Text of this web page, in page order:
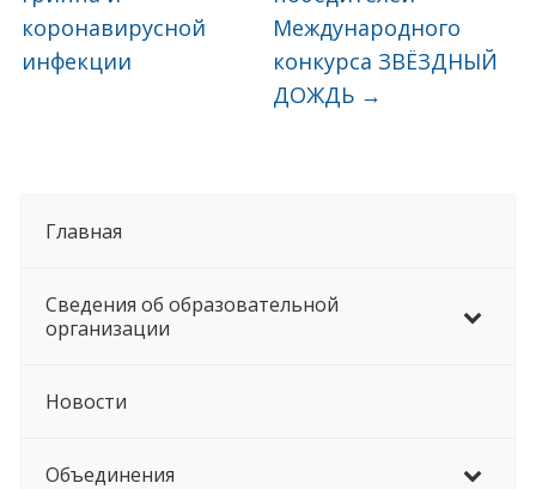
Главная
Сведения об образовательной
организации
Новости
Объединения
коронавирусной
инфекции
Международного
конкурса ЗВЁЗДНЫЙ
ДОЖДЬ →